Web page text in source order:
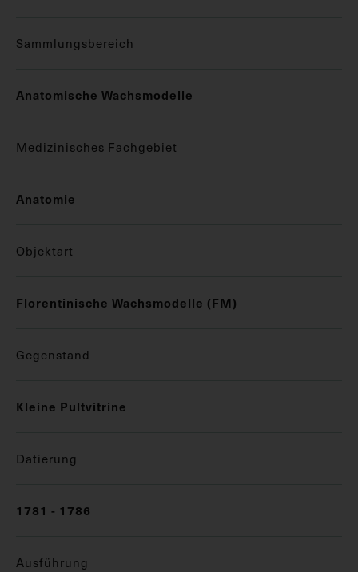
Sammlungsbereich
Anatomische Wachsmodelle
Medizinisches Fachgebiet
Anatomie
Objektart
Florentinische Wachsmodelle (FM)
Gegenstand
Kleine Pultvitrine
Datierung
1781 - 1786
Ausführung